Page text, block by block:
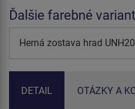
Ďalšie farebné
Herná zostava hrad
DETAIL OTÁZKY A